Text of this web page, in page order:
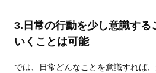
3.日常の行動を少し意識する
いくことは可能
では、日常どんなことを意識すれば